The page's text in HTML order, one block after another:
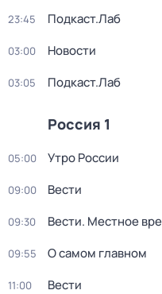
23:45 Подкаст.Лаб
03:00 Новости
03:05 Подкаст.Лаб
Россия 1
05:00 Утро России
09:00 Вести
09:30 Вести. Местное
09:55 О самом главном
11:00 Вести